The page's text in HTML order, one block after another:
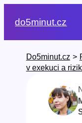
do5minut.cz
Do5minut.cz >
v exekuci a